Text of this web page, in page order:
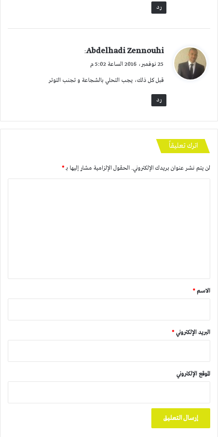
رد
ي
ل
Abdelhadi Zennouhi
:
25 نوفمبر، 2016 الساعة 5:02 م
قبل كل ذلك، يجب التحلي بالشجاعة و تجنب التوتر
رد
اترك تعليقاً
لن يتم نشر عنوان بريدك الإلكتروني. الحقول الإلزامية مشار إليها بـ*
*
الاسم *
البريد الإلكتروني *
الموقع الإلكتروني